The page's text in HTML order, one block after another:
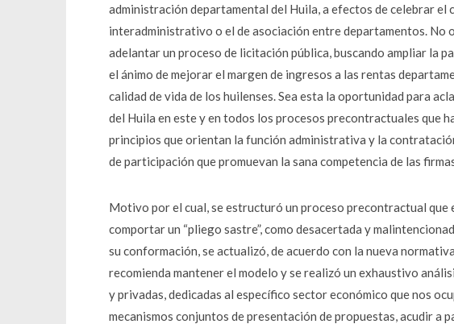
administración departamental del Huila, a efectos de celebrar
interadministrativo o el de asociación entre departamentos. No
adelantar un proceso de licitación pública, buscando ampliar la
el ánimo de mejorar el margen de ingresos a las rentas
calidad de vida de los huilenses. Sea esta la oportunidad para
del Huila en este y en todos los procesos precontractuales que
principios que orientan la función administrativa y la
de participación que promuevan la sana competencia de las
Motivo por el cual, se estructuró un proceso precontractual que
comportar un “pliego sastre”, como desacertada y
su conformación, se actualizó, de acuerdo con la nueva
recomienda mantener el modelo y se realizó un exhaustivo
y privadas, dedicadas al específico sector económico que nos
mecanismos conjuntos de presentación de propuestas, acudir a